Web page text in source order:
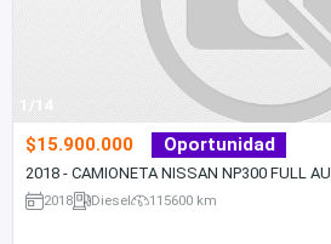
1/14
$15.900.000 Oportunidad
2018 - CAMIONETA NISSAN NP300 FULL
2018 Diesel 115600 km